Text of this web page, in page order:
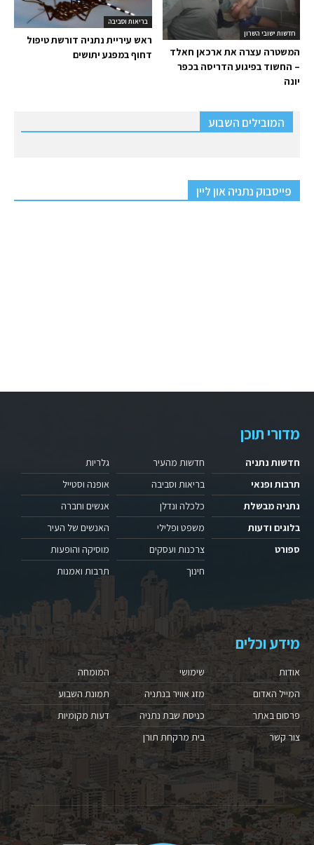
בריאות וסביבה
ראש עיריית נתניה דורשת טיפול
דחוף במפגע יתושים
חדשות ישובי השרון
המשטרה עצרה את ארכאן חאלד
– החשוד בפיגוע הדריסה בכפר
יונה
המובילים השבוע
פייסבוק נתניה און ליין
מדורי תוכן
חדשות נתניה
תרבות ופנאי
נתניה מבשלת
בלוגים ודעות
ספורט
חדשות מהעיר
בריאות וסביבה
כלכלה ונדלן
משפט ופלילי
צרכנות ועסקים
חינוך
גלריות
אופנה וסטייל
אנשים וחברה
האנשים של העיר
מוסיקה והופעות
תרבות ואמנות
מידע וכלים
אודות
המייל האדום
פרסום באתר
צור קשר
שימושי
מזג אוויר בנתניה
כניסת שבת נתניה
בית מרקחת תורן
המומחה
תמונת השבוע
דעות מקומיות